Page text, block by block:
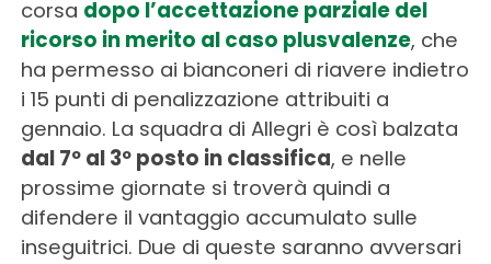
corsa dopo l’accettazione parziale del
ricorso in merito al caso plusvalenze, che
ha permesso ai bianconeri di riavere indietro
i 15 punti di penalizzazione attribuiti a
gennaio. La squadra di Allegri è così balzata
dal 7º al 3º posto in classifica, e nelle
prossime giornate si troverà quindi a
difendere il vantaggio accumulato sulle
inseguitrici. Due di queste saranno avversari